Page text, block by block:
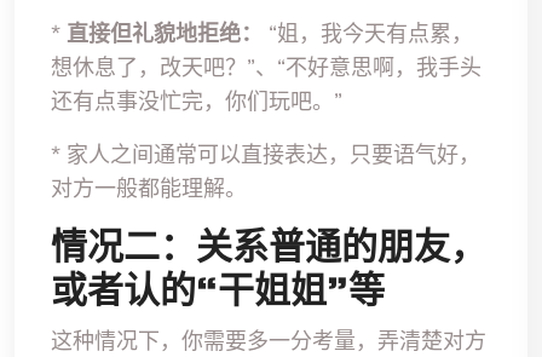
* 直接但礼貌地拒绝：
“姐，我今天有点累，
想休息了，改天吧？”、“不好意思啊，我手头
还有点事没忙完，你们玩吧。”
* 家人之间通常可以直接表达，只要语气好，
对方一般都能理解。
情况二：关系普通的朋友，
或者认的“干姐姐”等
这种情况下，你需要多一分考量，弄清楚对方